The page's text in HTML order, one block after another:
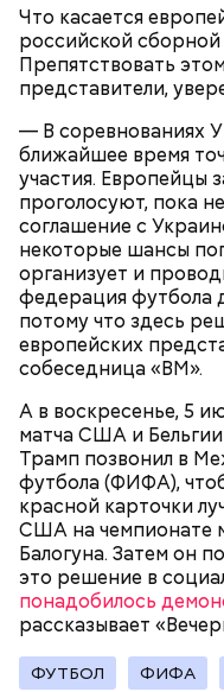
Что касается
российской
Препятствовать
представители,
— В соревнованиях
ближайшее время
участия. Европейцы
проголосуют, пока
соглашение с
некоторые шансы
организует и
федерация футбола
потому что здесь
европейских
собеседница «ВМ».
А в воскресенье, 5
матча США и
Трамп позвонил в
футбола (ФИФА),
красной карточки
США на чемпионате
Балогуна. Затем он
это решение в
понадобилось
рассказывает
ФУТБОЛ ФИФА
Швейцария за
поборется с